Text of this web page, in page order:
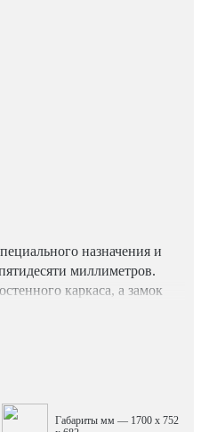
назначения и
миллиметров.
каркаса, а замок
Габариты мм — 1700 x 752